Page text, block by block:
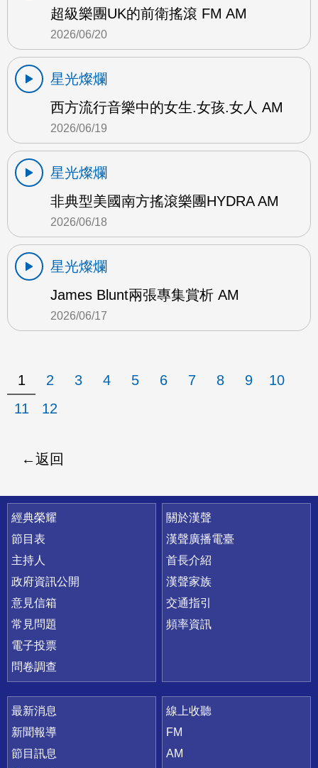
超級樂團UK的前衛搖滾 FM AM
2026/06/20
星光燦爛
西方流行音樂中的女生.女孩.女人 AM
2026/06/19
星光燦爛
非典型美國南方搖滾樂團HYDRA AM
2026/06/18
星光燦爛
James Blunt兩張專集賞析 AM
2026/06/17
1 2 3 4 5 6 7 8 9
10
11
12
返回
快速連結
經典榮耀
節目表
主持人
政府資訊公開
意見信箱
常見問題
電子投票
問卷調查
關於漢聲
漢聲廣播電臺
首長介紹
漢聲家族
交通指引
頻率資訊
最新消息
新聞報導
節目訊息
線上收聽
FM
AM